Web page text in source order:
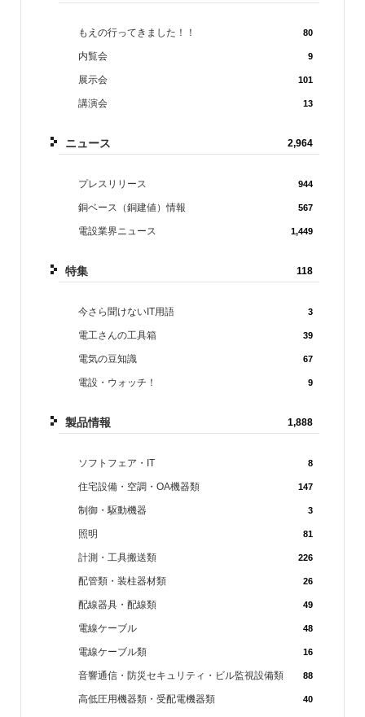
もえの行ってきました！！ 80
内覧会 9
展示会 101
講演会 13
ニュース 2,964
プレスリリース 944
銅ベース（銅建値）情報 567
電設業界ニュース 1,449
特集 118
今さら聞けないIT用語 3
電工さんの工具箱 39
電気の豆知識 67
電設・ウォッチ！ 9
製品情報 1,888
ソフトフェア・IT 8
住宅設備・空調・OA機器類 147
制御・駆動機器 3
照明 81
計測・工具搬送類 226
配管類・装柱器材類 26
配線器具・配線類 49
電線ケーブル 48
電線ケーブル類 16
音響通信・防災セキュリティ・ビル監視設備類 88
高低圧用機器類・受配電機器類 40